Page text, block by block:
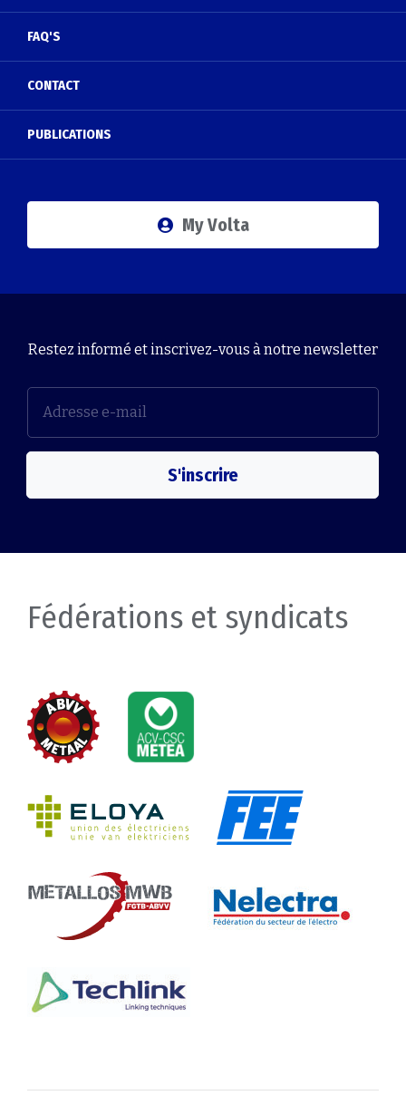
FAQ'S
CONTACT
PUBLICATIONS
My Volta
Restez informé et inscrivez-vous à notre newsletter
S'inscrire
Fédérations et syndicats